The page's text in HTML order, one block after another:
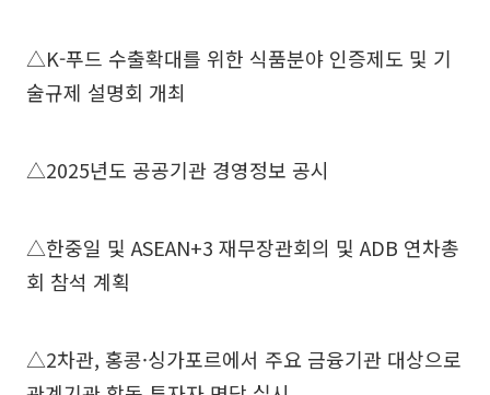
△K-푸드 수출확대를 위한 식품분야 인증제도 및 기
술규제 설명회 개최
△2025년도 공공기관 경영정보 공시
△한중일 및 ASEAN+3 재무장관회의 및 ADB 연차총
회 참석 계획
△2차관, 홍콩·싱가포르에서 주요 금융기관 대상으로